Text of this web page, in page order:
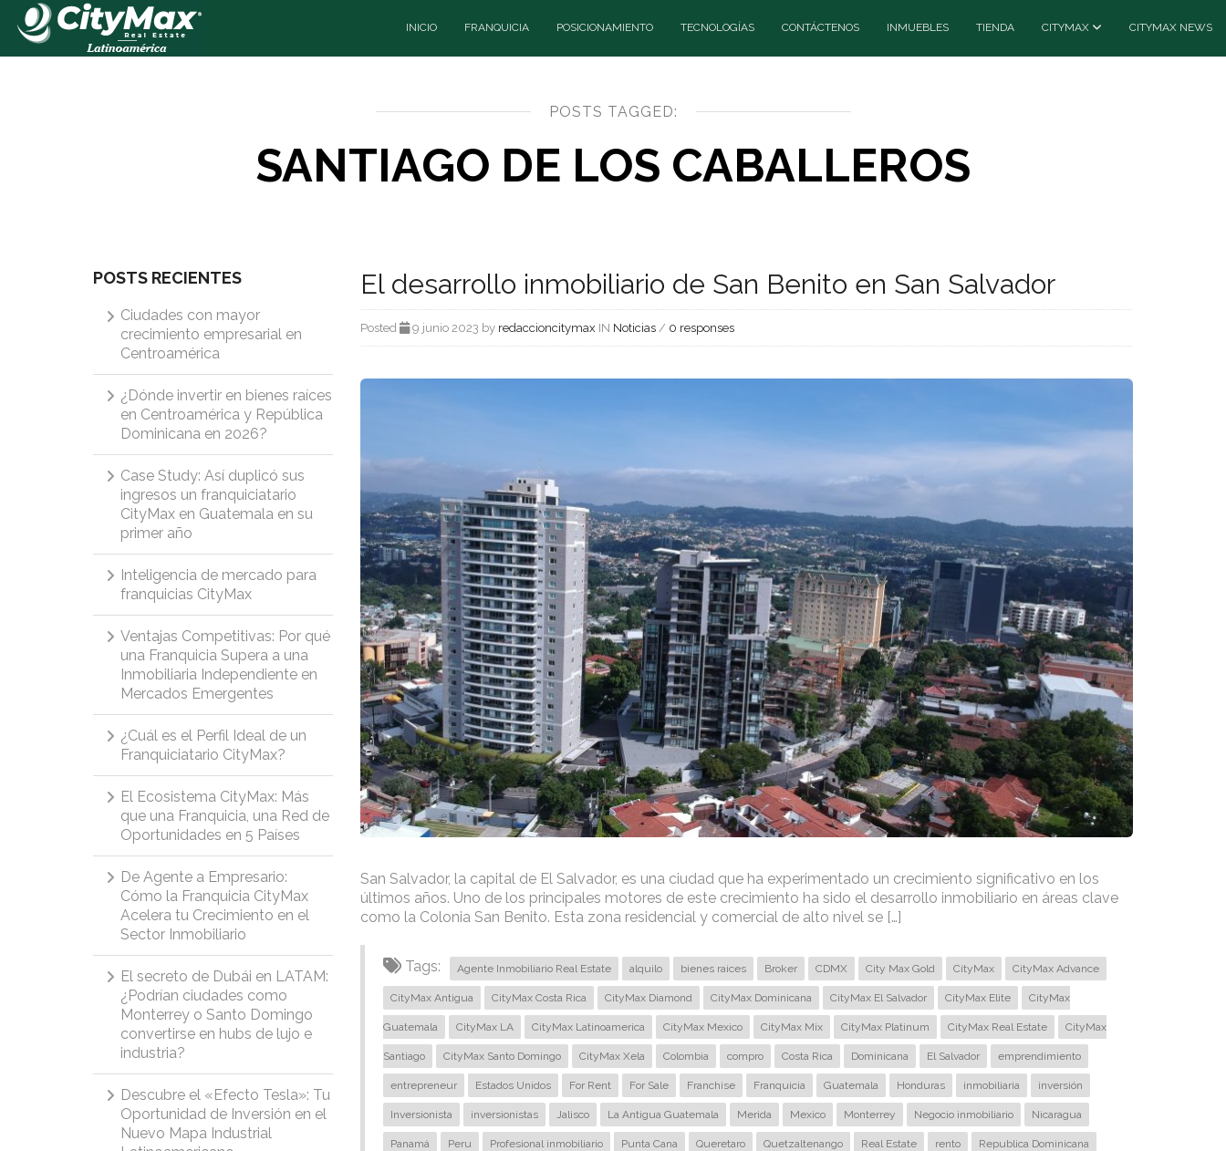
INICIO FRANQUICIA POSICIONAMIENTO TECNOLOGÍAS CONTÁCTENOS INMUEBLES TIENDA CITYMAX CITYMAX NEWS
POSTS TAGGED:
SANTIAGO DE LOS CABALLEROS
POSTS RECIENTES
Ciudades con mayor
crecimiento empresarial en
Centroamérica
¿Dónde invertir en bienes raíces
en Centroamérica y República
Dominicana en 2026?
Case Study: Así duplicó sus
ingresos un franquiciatario
CityMax en Guatemala en su
primer año
Inteligencia de mercado para
franquicias CityMax
Ventajas Competitivas: Por qué
una Franquicia Supera a una
Inmobiliaria Independiente en
Mercados Emergentes
¿Cuál es el Perfil Ideal de un
Franquiciatario CityMax?
El Ecosistema CityMax: Más
que una Franquicia, una Red de
Oportunidades en 5 Países
De Agente a Empresario:
Cómo la Franquicia CityMax
Acelera tu Crecimiento en el
Sector Inmobiliario
El secreto de Dubái en LATAM:
¿Podrían ciudades como
Monterrey o Santo Domingo
convertirse en hubs de lujo e
industria?
Descubre el «Efecto Tesla»: Tu
Oportunidad de Inversión en el
Nuevo Mapa Industrial
El desarrollo inmobiliario de San Benito en San Salvador
Posted 9 junio 2023 by redaccioncitymax IN Noticias/ 0 responses
San Salvador, la capital de El Salvador, es una ciudad que ha experimentado un crecimiento significativo en los
últimos años. Uno de los principales motores de este crecimiento ha sido el desarrollo inmobiliario en áreas clave
como la Colonia San Benito. Esta zona residencial y comercial de alto nivel se […]
Tags: Agente Inmobiliario Real Estate alquilo bienes raices Broker CDMX City Max Gold CityMax CityMax Advance
CityMax Antigua CityMax Costa Rica CityMax Diamond CityMax Dominicana CityMax El Salvador CityMax Elite CityMax
Guatemala CityMax LA CityMax Latinoamerica CityMax Mexico CityMax Mix CityMax Platinum CityMax Real Estate CityMax
Santiago CityMax Santo Domingo CityMax Xela Colombia compro Costa Rica Dominicana El Salvador emprendimiento
entrepreneur Estados Unidos For Rent For Sale Franchise Franquicia Guatemala Honduras inmobiliaria inversión
Inversionista inversionistas Jalisco La Antigua Guatemala Merida Mexico Monterrey Negocio inmobiliario Nicaragua
Panamá Peru Profesional inmobiliario Punta Cana Queretaro Quetzaltenango Real Estate rento Republica Dominicana